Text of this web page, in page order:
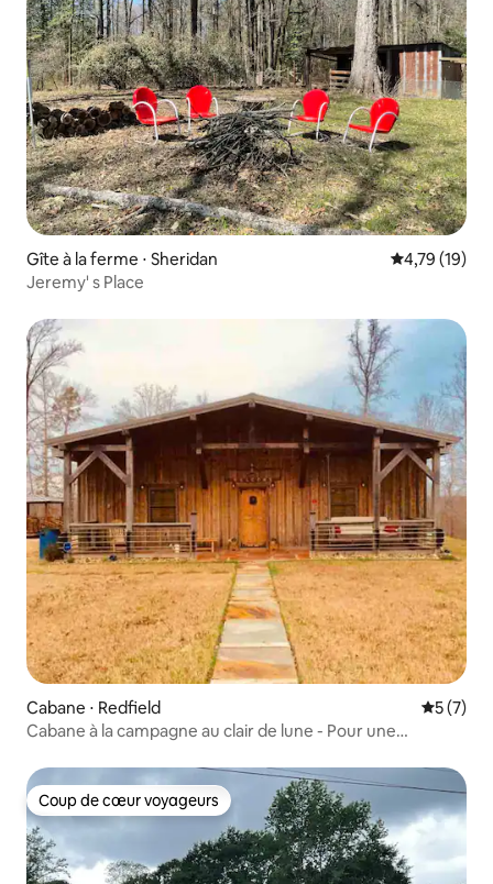
Gîte à la ferme ⋅ Sheridan Évaluation
4,79 (19)
Jeremy' s Place
Cabane ⋅ Redfield
5 (7)
Cabane à la campagne au clair de lune - Pour une
Coup de cœur voyageurs
Coup de cœur voyageurs